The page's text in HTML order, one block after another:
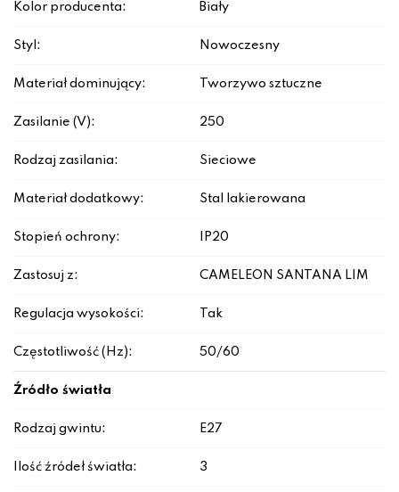
Kolor producenta: Biały
Styl: Nowoczesny
Materiał dominujący: Tworzywo sztuczne
Zasilanie (V): 250
Rodzaj zasilania: Sieciowe
Materiał dodatkowy: Stal lakierowana
Stopień ochrony: IP20
Zastosuj z: CAMELEON SANTANA L|M
Regulacja wysokości: Tak
Częstotliwość (Hz): 50/60
Źródło światła
Rodzaj gwintu: E27
Ilość źródeł światła: 3